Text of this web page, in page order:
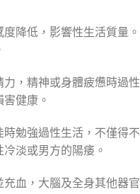
降低，影響性生活質量
，精神或身體疲憊時過
健康。
勉強過性生活，不僅得
淡或男方的陽痿。
血，大腦及全身其他器